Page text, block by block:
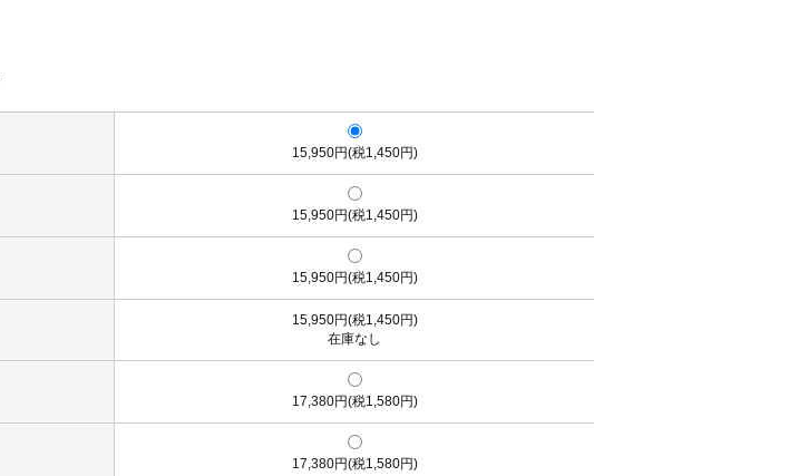
15,950円(税1,450円)
15,950円(税1,450円)
15,950円(税1,450円)
15,950円(税1,450円)
在庫なし
17,380円(税1,580円)
17,380円(税1,580円)